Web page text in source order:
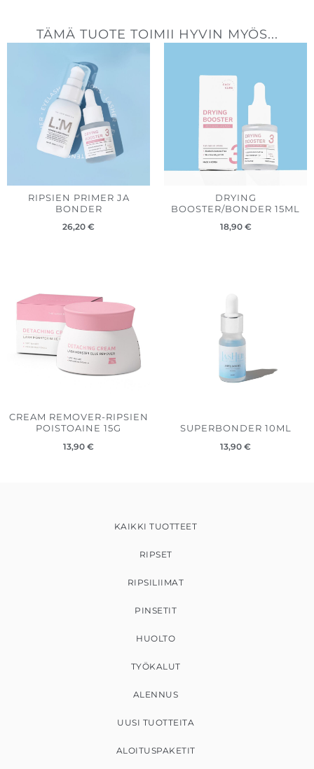
TÄMÄ TUOTE TOIMII HYVIN MYÖS...
RIPSIEN PRIMER JA
BONDER
26,20 €
DRYING
BOOSTER/BONDER 15ML
18,90 €
CREAM REMOVER-RIPSIEN
POISTOAINE 15G
13,90 €
SUPERBONDER 10ML
13,90 €
KAIKKI TUOTTEET
RIPSET
RIPSILIIMAT
PINSETIT
HUOLTO
TYÖKALUT
ALENNUS
UUSI TUOTTEITA
ALOITUSPAKETIT